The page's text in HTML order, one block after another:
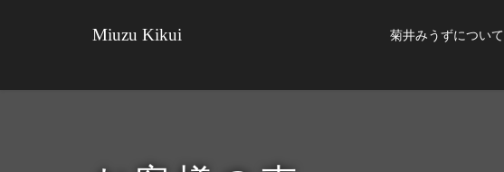
Miuzu Kikui 菊井みうずについて